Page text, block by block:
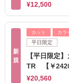
¥12,500
新
規
カット カラ
平日限定
【平日限定
TR 【￥
¥20,560